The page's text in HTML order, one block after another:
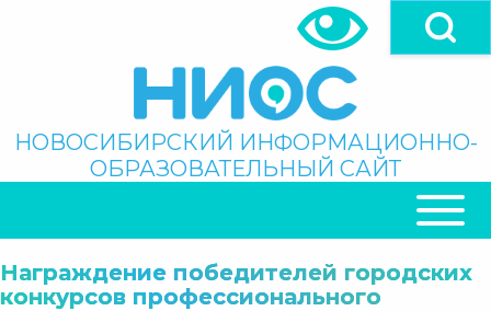
Поиск
НОВОСИБИРСКИЙ ИНФОРМАЦИОННО-
ОБРАЗОВАТЕЛЬНЫЙ САЙТ
НАВИГАЦИЯ
Награждение победителей городских
конкурсов профессионального